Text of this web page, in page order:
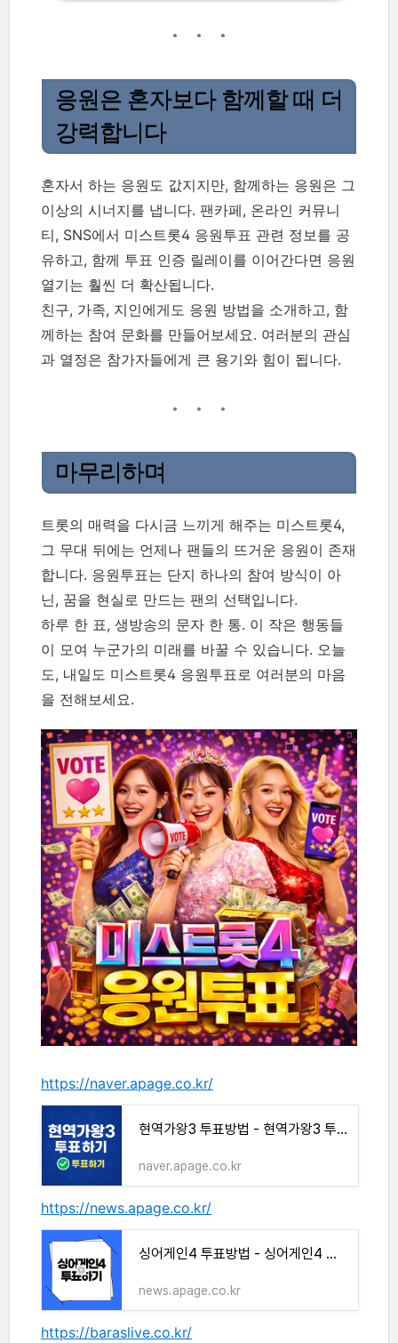
응원은 혼자보다 함께할 때 더
강력합니다
혼자서 하는 응원도 값지지만, 함께하는 응원은 그
이상의 시너지를 냅니다. 팬카페, 온라인 커뮤니
티, SNS에서 미스트롯4 응원투표 관련 정보를 공
유하고, 함께 투표 인증 릴레이를 이어간다면 응원
열기는 훨씬 더 확산됩니다.
친구, 가족, 지인에게도 응원 방법을 소개하고, 함
께하는 참여 문화를 만들어보세요. 여러분의 관심
과 열정은 참가자들에게 큰 용기와 힘이 됩니다.
마무리하며
트롯의 매력을 다시금 느끼게 해주는 미스트롯4,
그 무대 뒤에는 언제나 팬들의 뜨거운 응원이 존재
합니다. 응원투표는 단지 하나의 참여 방식이 아
닌, 꿈을 현실로 만드는 팬의 선택입니다.
하루 한 표, 생방송의 문자 한 통. 이 작은 행동들
이 모여 누군가의 미래를 바꿀 수 있습니다. 오늘
도, 내일도 미스트롯4 응원투표로 여러분의 마음
을 전해보세요.
https://naver.apage.co.kr/
현역가왕3 투표방법 - 현역가왕3 투표하기
naver.apage.co.kr
https://news.apage.co.kr/
싱어게인4 투표방법 - 싱어게인4 투표하기
news.apage.co.kr
https://baraslive.co.kr/